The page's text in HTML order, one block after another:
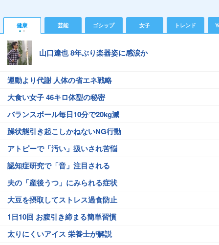
健康 芸能 ゴシップ 女子 トレンド
山口達也 8年ぶり楽器姿に感涙か
運動より代謝 人体の省エネ戦略
大食い女子 46キロ体型の秘密
バランスボール毎日10分で20kg減
躁状態引き起こしかねないNG行動
アトピーで「汚い」扱いされ苦悩
認知症研究で「音」注目される
夫の「産後うつ」にみられる症状
大豆を摂取してストレス過食防止
1日10回 お腹引き締まる簡単習慣
太りにくいアイス 栄養士が解説